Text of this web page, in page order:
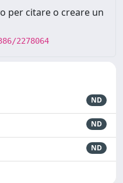
per citare o creare un
2278064
ND
ND
ND